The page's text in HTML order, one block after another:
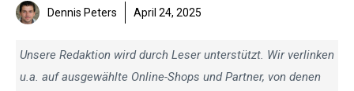
Dennis Peters April 24, 2025
Unsere Redaktion wird durch Leser unterstützt. Wir verlinken
u.a. auf ausgewählte Online-Shops und Partner, von denen